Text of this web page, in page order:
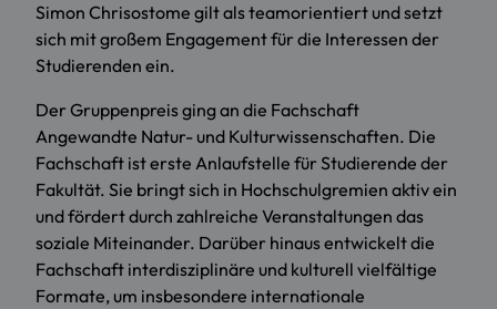
Simon Chrisostome gilt als teamorientiert und setzt
sich mit großem Engagement für die Interessen der
Studierenden ein.
Der Gruppenpreis ging an die Fachschaft
Angewandte Natur- und Kulturwissenschaften. Die
Fachschaft ist erste Anlaufstelle für Studierende der
Fakultät. Sie bringt sich in Hochschulgremien aktiv ein
und fördert durch zahlreiche Veranstaltungen das
soziale Miteinander. Darüber hinaus entwickelt die
Fachschaft interdisziplinäre und kulturell vielfältige
Formate, um insbesondere internationale